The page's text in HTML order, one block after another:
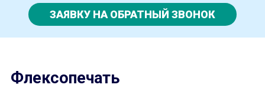
ЗАЯВКУ НА ОБРАТНЫЙ ЗВОНОК
Флексопечать